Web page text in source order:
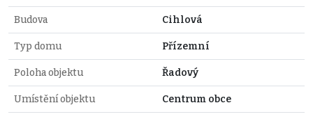
Budova Cihlová
Typ domu Přízemní
Poloha objektu Řadový
Umístění objektu Centrum obce